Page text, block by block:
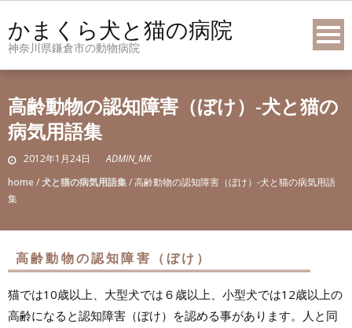
to
content
かまくら犬と猫の病院
神奈川県鎌倉市の動物病院
高齢動物の認知障害（ぼけ）-犬と猫の
病気用語集
2012年1月24日
ADMIN_MK
home/犬と猫の病気用語集/高齢動物の認知障害（ぼけ）-犬と猫の病気用語
集
高齢動物の認知障害（ぼけ）
猫では10歳以上、大型犬では６歳以上、小型犬では12歳以上の
高齢になると認知障害（ぼけ）を認める事があります。人と同